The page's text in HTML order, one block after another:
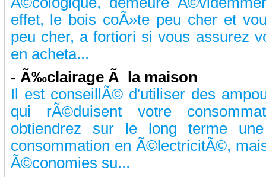
effet, le bois coÃ»te peu cher et
peu cher, a fortiori si vous assurez
en acheta...
- Ã‰clairage Ã la maison
Il est conseillÃ© d'utiliser des
qui rÃ©duisent votre
obtiendrez sur le long terme
consommation en Ã©lectricitÃ©,
Ã©conomies su...